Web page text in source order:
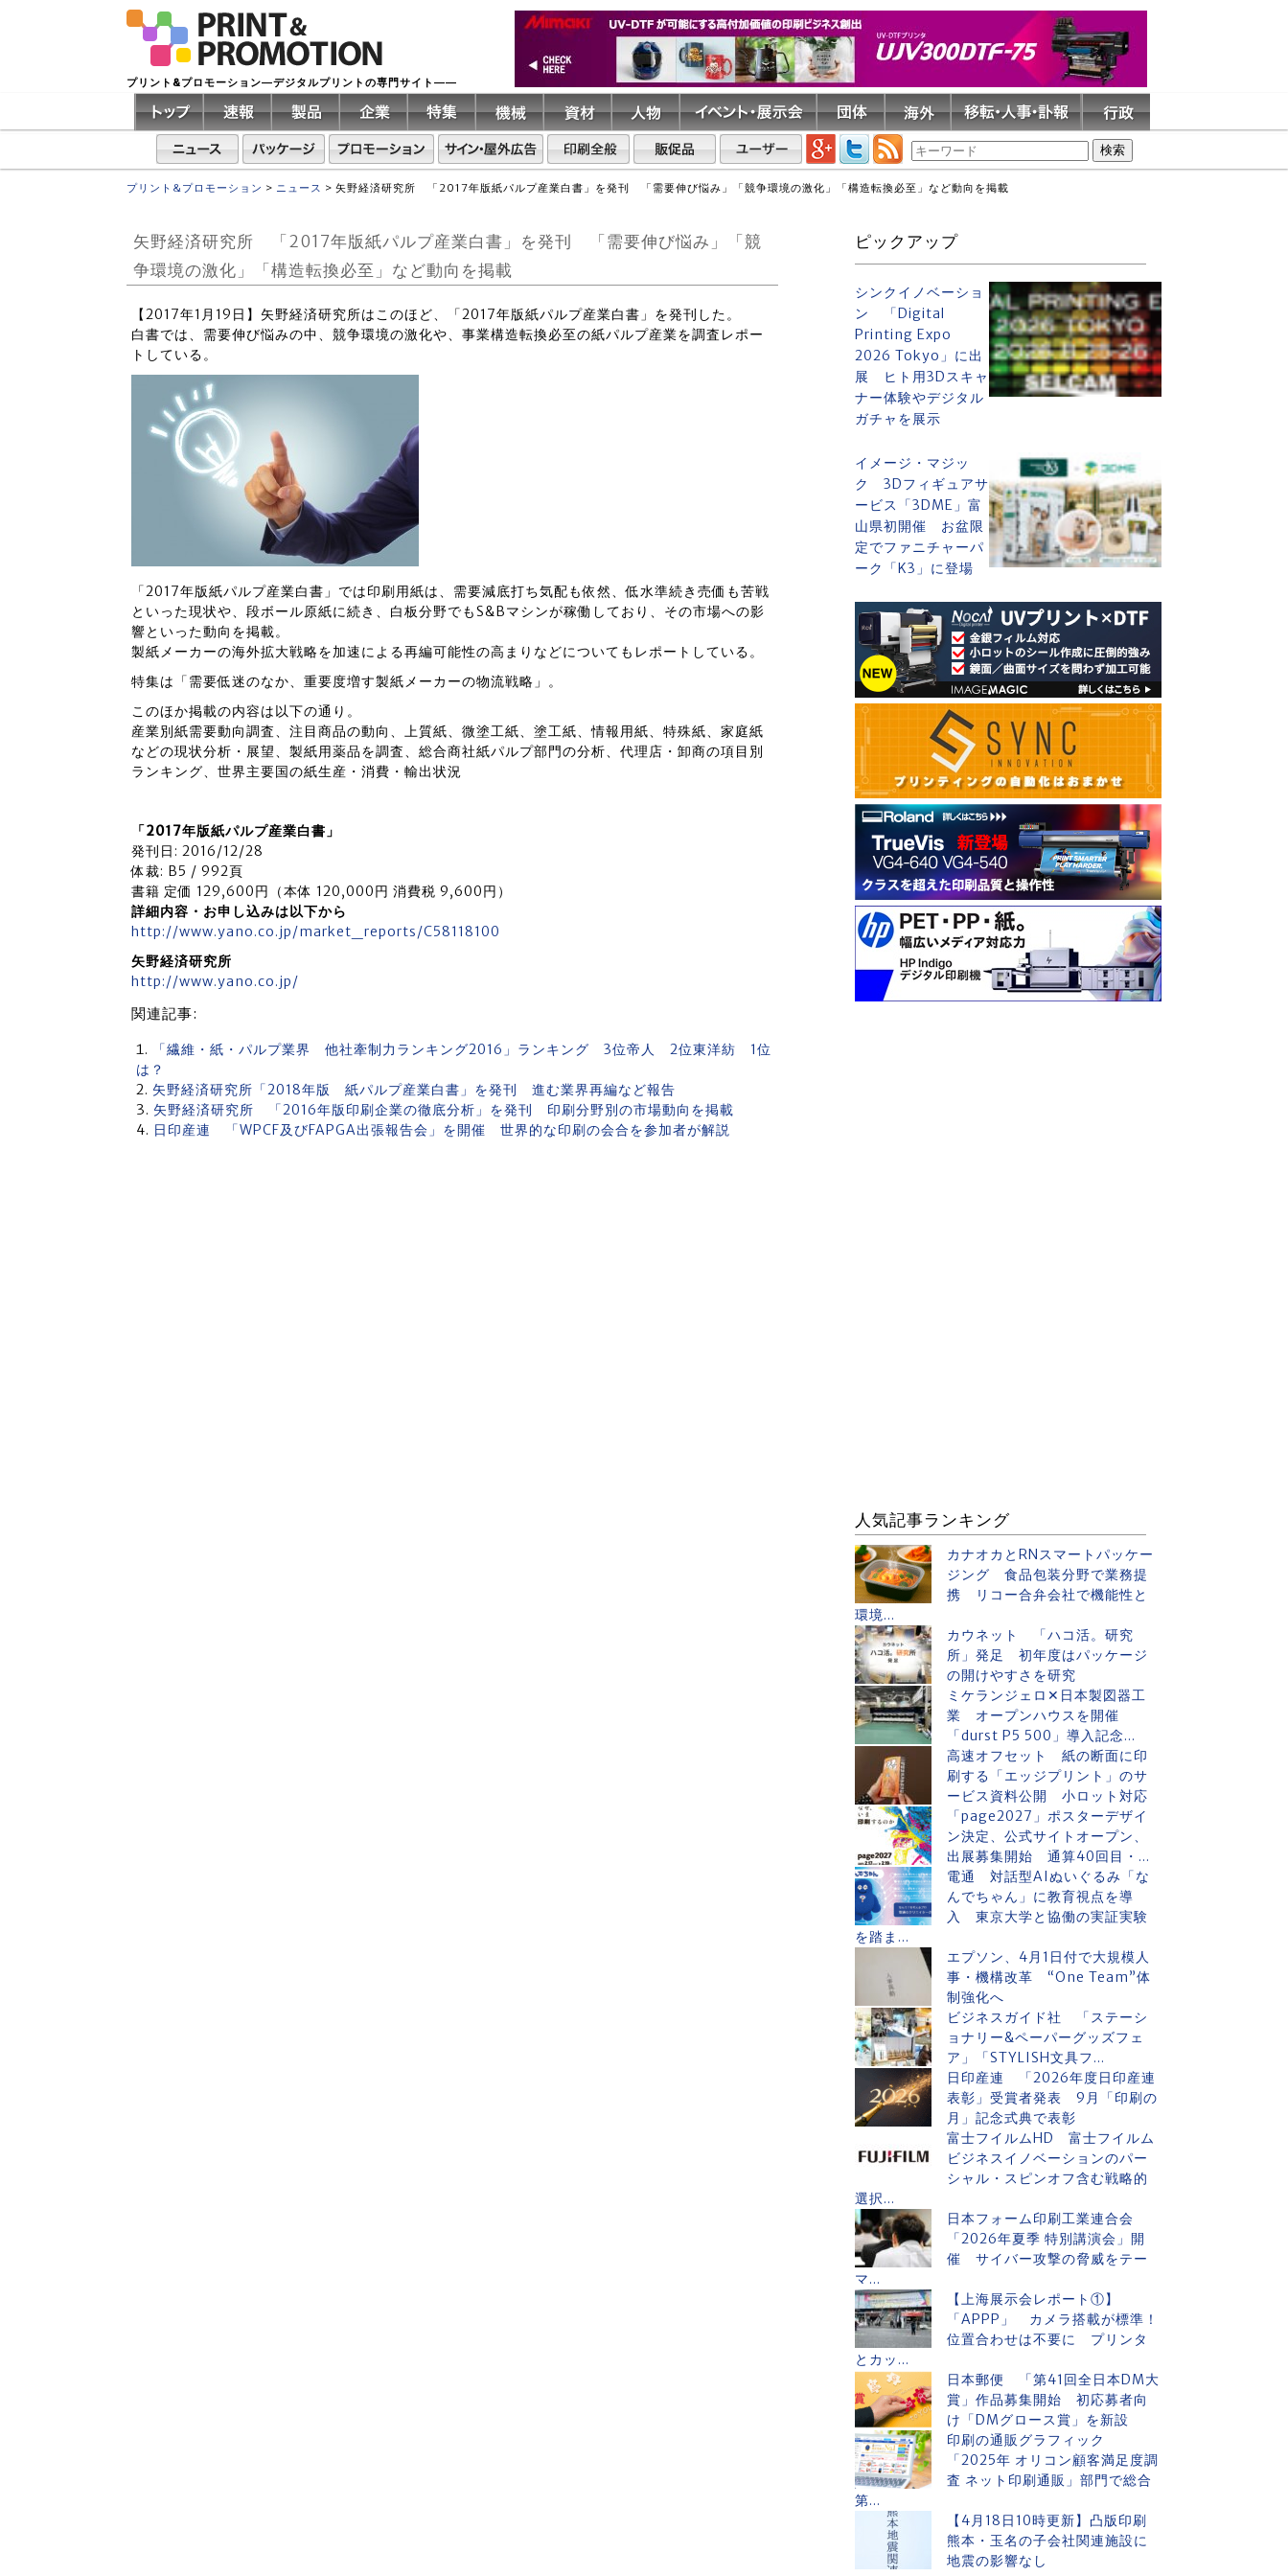
プリント&プロモーション―デジタルプリントの専門サイト――
プリント&プロモーション > ニュース > 矢野経済研究所 「2017年版紙パルプ産業白書」を発刊 「需要伸び悩み」「競争環境の激化」「構造転換必至」など動向を掲載
矢野経済研究所 「2017年版紙パルプ産業白書」を発刊 「需要伸び悩み」「競
争環境の激化」「構造転換必至」など動向を掲載
【2017年1月19日】矢野経済研究所はこのほど、「2017年版紙パルプ産業白書」を発刊した。
白書では、需要伸び悩みの中、競争環境の激化や、事業構造転換必至の紙パルプ産業を調査レポー
トしている。
「2017年版紙パルプ産業白書」では印刷用紙は、需要減底打ち気配も依然、低水準続き売価も苦戦
といった現状や、段ボール原紙に続き、白板分野でもS&Bマシンが稼働しており、その市場への影
響といった動向を掲載。
製紙メーカーの海外拡大戦略を加速による再編可能性の高まりなどについてもレポートしている。
特集は「需要低迷のなか、重要度増す製紙メーカーの物流戦略」。
このほか掲載の内容は以下の通り。
産業別紙需要動向調査、注目商品の動向、上質紙、微塗工紙、塗工紙、情報用紙、特殊紙、家庭紙
などの現状分析・展望、製紙用薬品を調査、総合商社紙パルプ部門の分析、代理店・卸商の項目別
ランキング、世界主要国の紙生産・消費・輸出状況
「2017年版紙パルプ産業白書」
発刊日: 2016/12/28
体裁: B5 / 992頁
書籍 定価 129,600円（本体 120,000円 消費税 9,600円）
詳細内容・お申し込みは以下から
http://www.yano.co.jp/market_reports/C58118100
矢野経済研究所
http://www.yano.co.jp/
関連記事:
「繊維・紙・パルプ業界 他社牽制力ランキング2016」ランキング 3位帝人 2位東洋紡 1位
は？
矢野経済研究所「2018年版 紙パルプ産業白書」を発刊 進む業界再編など報告
矢野経済研究所 「2016年版印刷企業の徹底分析」を発刊 印刷分野別の市場動向を掲載
日印産連 「WPCF及びFAPGA出張報告会」を開催 世界的な印刷の会合を参加者が解説
ピックアップ
シンクイノベーショ
ン 「Digital
Printing Expo
2026 Tokyo」に出
展 ヒト用3Dスキャ
ナー体験やデジタル
ガチャを展示
イメージ・マジッ
ク 3Dフィギュアサ
ービス「3DME」富
山県初開催 お盆限
定でファニチャーパ
ーク「K3」に登場
人気記事ランキング
カナオカとRNスマートパッケー
ジング 食品包装分野で業務提
携 リコー合弁会社で機能性と
環境...
カウネット 「ハコ活。研究
所」発足 初年度はパッケージ
の開けやすさを研究
ミケランジェロ✕日本製図器工
業 オープンハウスを開催
「durst P5 500」導入記念...
高速オフセット 紙の断面に印
刷する「エッジプリント」のサ
ービス資料公開 小ロット対応
「page2027」ポスターデザイ
ン決定、公式サイトオープン、
出展募集開始 通算40回目・...
電通 対話型AIぬいぐるみ「な
んでちゃん」に教育視点を導
入 東京大学と協働の実証実験
を踏ま...
エプソン、4月1日付で大規模人
事・機構改革 “One Team”体
制強化へ
ビジネスガイド社 「ステーシ
ョナリー&ペーパーグッズフェ
ア」「STYLISH文具フ...
日印産連 「2026年度日印産連
表彰」受賞者発表 9月「印刷の
月」記念式典で表彰
富士フイルムHD 富士フイルム
ビジネスイノベーションのパー
シャル・スピンオフ含む戦略的
選択...
日本フォーム印刷工業連合会
「2026年夏季 特別講演会」開
催 サイバー攻撃の脅威をテー
マ...
【上海展示会レポート①】
「APPP」 カメラ搭載が標準！
位置合わせは不要に プリンタ
とカッ...
日本郵便 「第41回全日本DM大
賞」作品募集開始 初応募者向
け「DMグロース賞」を新設
印刷の通販グラフィック
「2025年 オリコン顧客満足度調
査 ネット印刷通販」部門で総合
第...
【4月18日10時更新】凸版印刷
熊本・玉名の子会社関連施設に
地震の影響なし